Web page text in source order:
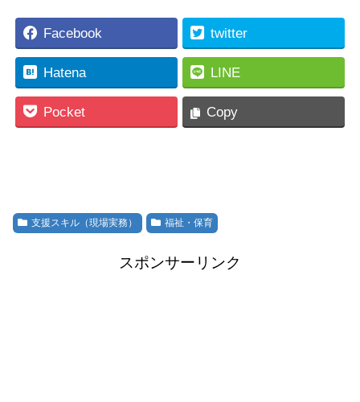
Facebook twitter
Hatena LINE
Pocket Copy
支援スキル（現場実務） 福祉・保育
スポンサーリンク